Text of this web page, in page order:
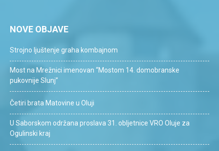
NOVE OBJAVE
Strojno ljuštenje graha kombajnom
Most na Mrežnici imenovan “Mostom 14. domobranske
pukovnije Slunj”
Četiri brata Matovine u Oluji
U Saborskom održana proslava 31. obljetnice VRO Oluje za
Ogulinski kraj